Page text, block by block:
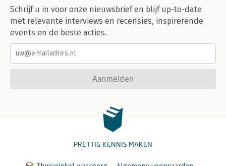
Schrijf u in voor onze nieuwsbrief en blijf up-to-date
met relevante interviews en recensies, inspirerende
events en de beste acties.
Aanmelden
PRETTIG KENNIS MAKEN